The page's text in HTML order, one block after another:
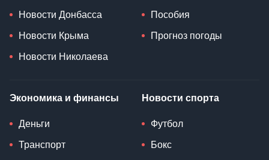
Новости Донбасса
Новости Крыма
Новости Николаева
Пособия
Прогноз погоды
Экономика и финансы
Деньги
Транспорт
Новости спорта
Футбол
Бокс